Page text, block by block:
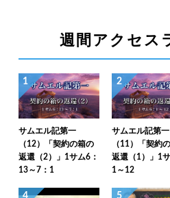
週間アクセス
1
サムエル記第一
（12）「契約の箱の
返還（2）」1サム6：
13～7：1
2
サムエル記第一
（11）「契約
返還（1）」1
1～12
4 5